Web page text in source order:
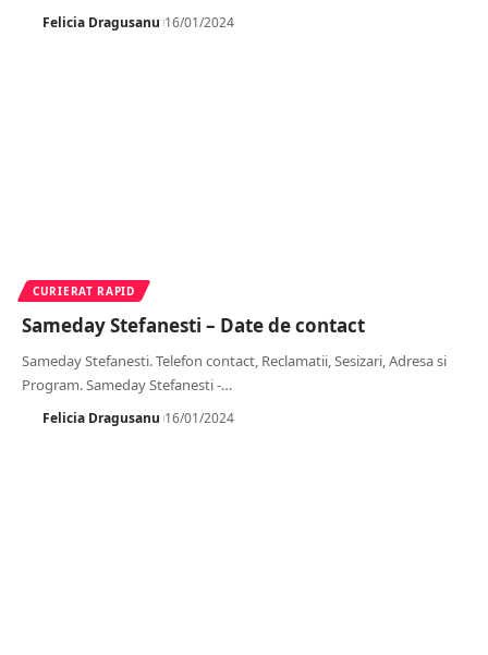
Felicia Dragusanu 16/01/2024
CURIERAT RAPID
Sameday Stefanesti – Date de contact
Sameday Stefanesti. Telefon contact, Reclamatii, Sesizari, Adresa si
Program. Sameday Stefanesti -…
Felicia Dragusanu 16/01/2024